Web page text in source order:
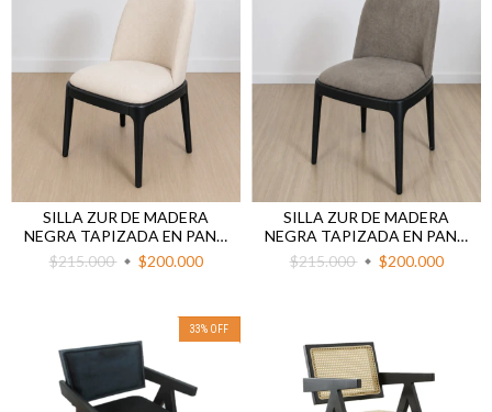
SILLA ZUR DE MADERA
NEGRA TAPIZADA EN PANA
BEIGE
$215.000 $200.000
SILLA ZUR DE MADERA
NEGRA TAPIZADA EN PANA
MARRON
$215.000 $200.000
33% OFF